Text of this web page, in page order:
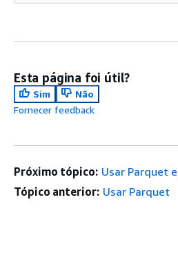
Esta página foi útil?
Sim
Não
Fornecer feedback
Próximo tópico: Usar Parquet
Tópico anterior: Usar Parquet